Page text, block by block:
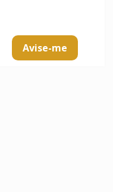
Avise-me